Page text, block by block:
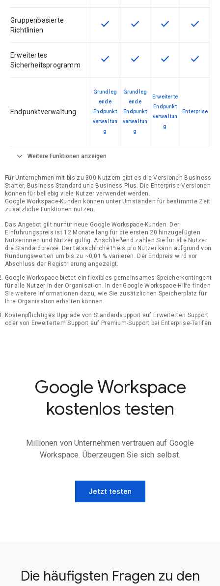
Gruppenbasierte
Richtlinien
Diese Funktion ist für die
check Diese Funktion ist für die
check Diese Funktion
check Diese
check
Erweitertes
Sicherheitsprogramm
Diese Funktion ist für die
check Diese Funktion ist für die
check Diese Funktion
check Diese
check
Endpunktverwaltung
Grundleg
ende
Endpunkt
verwaltun
g
Grundleg
ende
Endpunkt
verwaltun
g
Erweiterte
Endpunkt
verwaltun
g
Enterprise
expand_more Weitere Funktionen anzeigen
Für Unternehmen mit bis zu 300 Nutzern gibt es die Versionen Business
Starter, Business Standard und Business Plus. Die Enterprise-Versionen
können für beliebig viele Nutzer verwendet werden.
Google Workspace-Kunden können unter Umständen für bestimmte Zeit
zusätzliche Funktionen nutzen.
Das Angebot gilt nur für neue Google Workspace-Kunden. Der
Einführungspreis ist 12 Monate lang für die ersten 20 hinzugefügten
Nutzerinnen und Nutzer gültig. Anschließend zahlen Sie für alle Nutzer
die Standardpreise. Der tatsächliche Preis pro Nutzer kann aufgrund von
Rundungswerten um bis zu ~0,01 % variieren. Der Endpreis wird vor
Abschluss der Registrierung angezeigt.
Google Workspace bietet ein flexibles gemeinsames Speicherkontingent
für alle Nutzer in der Organisation. In der Google Workspace-Hilfe finden
Sie weitere Informationen dazu, wie Sie zusätzlichen Speicherplatz für
Ihre Organisation erhalten können.
Kostenpflichtiges Upgrade von Standardsupport auf Erweiterten Support
oder von Erweitertem Support auf Premium-Support bei Enterprise-Tarifen
Google Workspace
kostenlos testen
Millionen von Unternehmen vertrauen auf Google
Workspace. Überzeugen Sie sich selbst.
Jetzt testen
Die häufigsten Fragen zu den